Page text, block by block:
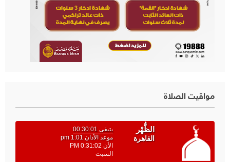
مواقيت الصلاة